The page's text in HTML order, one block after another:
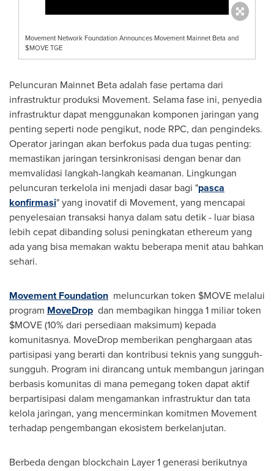
Movement Network Foundation Announces Movement Mainnet Beta and
$MOVE TGE
Peluncuran Mainnet Beta adalah fase pertama dari
infrastruktur produksi Movement. Selama fase ini, penyedia
infrastruktur dapat menggunakan komponen jaringan yang
penting seperti node pengikut, node RPC, dan pengindeks.
Operator jaringan akan berfokus pada dua tugas penting:
memastikan jaringan tersinkronisasi dengan benar dan
memvalidasi langkah-langkah keamanan. Lingkungan
peluncuran terkelola ini menjadi dasar bagi "pasca
konfirmasi" yang inovatif di Movement, yang mencapai
penyelesaian transaksi hanya dalam satu detik - luar biasa
lebih cepat dibanding solusi peningkatan ethereum yang
ada yang bisa memakan waktu beberapa menit atau bahkan
sehari.
Movement Foundation meluncurkan token $MOVE melalui
program MoveDrop dan membagikan hingga 1 miliar token
$MOVE (10% dari persediaan maksimum) kepada
komunitasnya. MoveDrop memberikan penghargaan atas
partisipasi yang berarti dan kontribusi teknis yang sungguh-
sungguh. Program ini dirancang untuk membangun jaringan
berbasis komunitas di mana pemegang token dapat aktif
berpartisipasi dalam mengamankan infrastruktur dan tata
kelola jaringan, yang mencerminkan komitmen Movement
terhadap pengembangan ekosistem berkelanjutan.
Berbeda dengan blockchain Layer 1 generasi berikutnya